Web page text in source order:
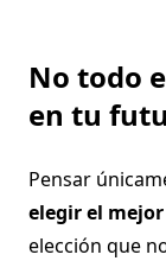
No todo
en tu
Pensar
elegir el
elección que